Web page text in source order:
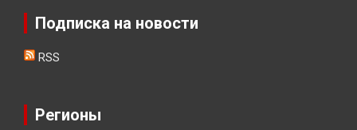
Подписка на новости
RSS
Регионы